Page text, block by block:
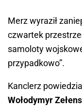
Merz wyraził
czwartek
samoloty
przypadkowo”.
Kanclerz
Wołodymyr